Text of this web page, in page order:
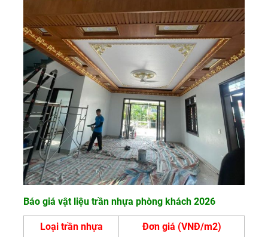
Báo giá vật liệu trần nhựa phòng khách 2026
Loại trần nhựa
Đơn giá (VNĐ/m2)